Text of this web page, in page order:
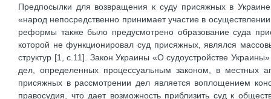
Предпосылки для возвращения к суду присяжных в
«народ непосредственно принимает участие в
реформы также было предусмотрено образование суда
которой не функционировал суд присяжных, являлся
структур [1, с.11]. Закон Украины «О судоустройстве
дел, определенных процессуальным законом, в местных
присяжных в рассмотрении дел является воплощением
правосудия, что дает возможность приблизить суд к